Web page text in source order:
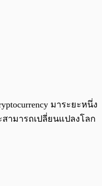
มาระยะหนึ่ง
ามารถเปลี่ยนแปลงโลก